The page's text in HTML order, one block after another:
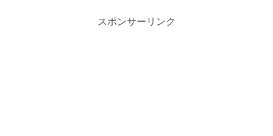
スポンサーリンク